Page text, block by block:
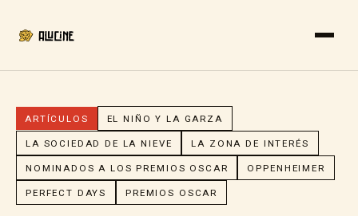
ARTÍCULOS EL NIÑO Y LA GARZA
LA SOCIEDAD DE LA NIEVE LA ZONA DE INTERÉS
NOMINADOS A LOS PREMIOS OSCAR OPPENHEIMER
PERFECT DAYS PREMIOS OSCAR